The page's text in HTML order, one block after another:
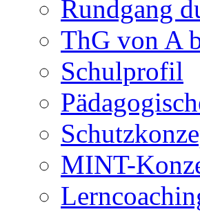
Rundgang
ThG von A
Schulprofil
MINT-